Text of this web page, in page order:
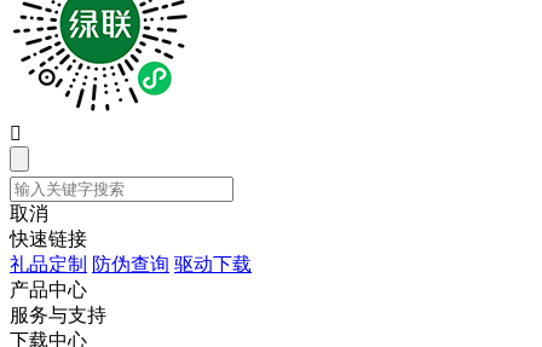

取消
快速链接
礼品定制 防伪查询 驱动下载
产品中心
服务与支持
下载中心